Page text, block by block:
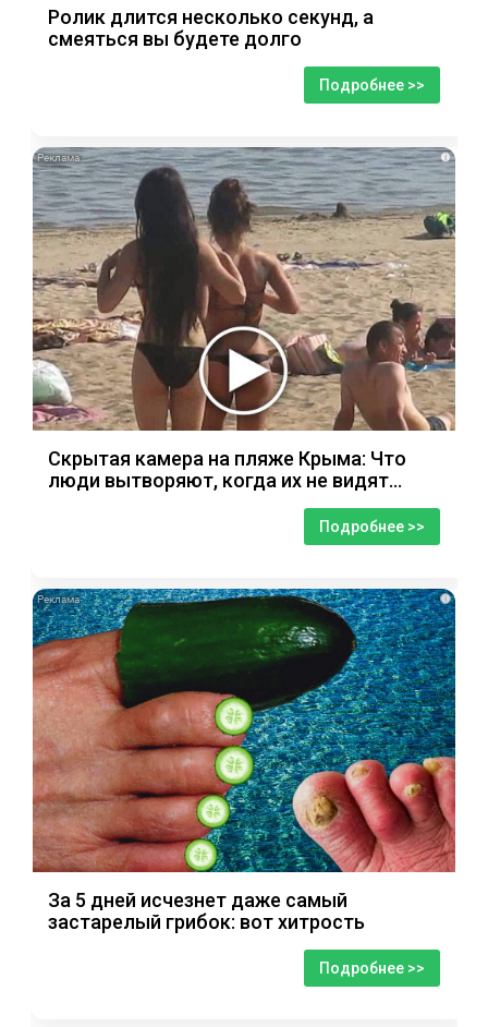
Ролик длится несколько секунд, а
смеяться вы будете долго
Подробнее >>
i
Скрытая камера на пляже Крыма: Что
люди вытворяют, когда их не видят...
Подробнее >>
i
За 5 дней исчезнет даже самый
застарелый грибок: вот хитрость
Подробнее >>